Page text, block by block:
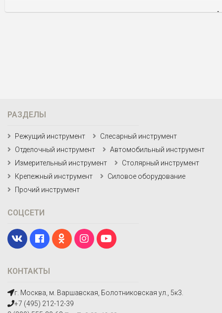
КОНТАКТЫ
г. Москва, м. Варшавская, Болотниковская ул., 5к3.
+7 (495) 212-12-39
РАЗДЕЛЫ
Режущий инструмент
Слесарный инструмент
Отделочный инструмент
Автомобильный инструмент
Измерительный инструмент
Столярный инструмент
Крепежный инструмент
Силовое оборудование
Прочий инструмент
СОЦСЕТИ